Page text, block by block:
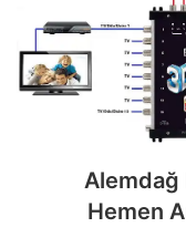
Alemdağ
Hemen